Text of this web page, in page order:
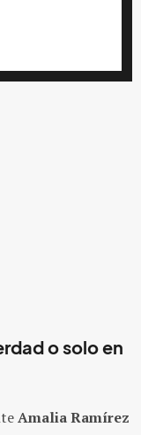
o solo en
Amalia Ramírez